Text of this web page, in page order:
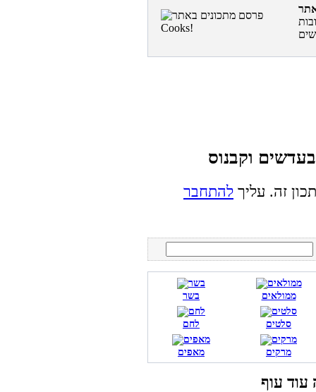
זה. עליך להתחבר
בשר ממולאים
לחם סלטים
מאפים מרקים